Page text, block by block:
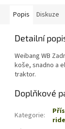
Popis Diskuze
Detailní
Weibang WB
koše, snadno a
traktor.
Doplňkové
Kategorie: